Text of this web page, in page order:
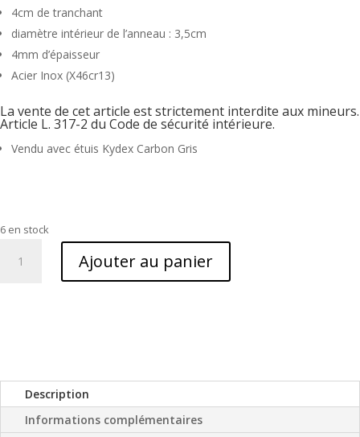
4cm de tranchant
diamètre intérieur de l’anneau : 3,5cm
4mm d’épaisseur
Acier Inox (X46cr13)
La vente de cet article est strictement interdite aux mineurs.
Article L. 317-2 du Code de sécurité intérieure.
Vendu avec étuis Kydex Carbon Gris
6 en stock
Ajouter au panier
Description
Informations complémentaires